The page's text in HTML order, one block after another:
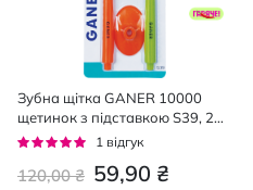
Зубна щітка GANER 10000
щетинок з підставкою S39, 2
шт.
Рейтинг:
1 відгук
59,90 ₴
120,00 ₴